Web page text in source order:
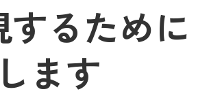
するために
ます